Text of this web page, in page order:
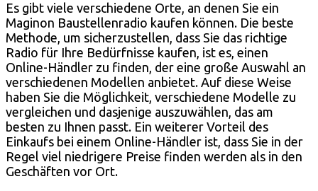
Es gibt viele verschiedene Orte, an denen Sie ein
Maginon Baustellenradio kaufen können. Die beste
Methode, um sicherzustellen, dass Sie das richtige
Radio für Ihre Bedürfnisse kaufen, ist es, einen
Online-Händler zu finden, der eine große Auswahl an
verschiedenen Modellen anbietet. Auf diese Weise
haben Sie die Möglichkeit, verschiedene Modelle zu
vergleichen und dasjenige auszuwählen, das am
besten zu Ihnen passt. Ein weiterer Vorteil des
Einkaufs bei einem Online-Händler ist, dass Sie in der
Regel viel niedrigere Preise finden werden als in den
Geschäften vor Ort.